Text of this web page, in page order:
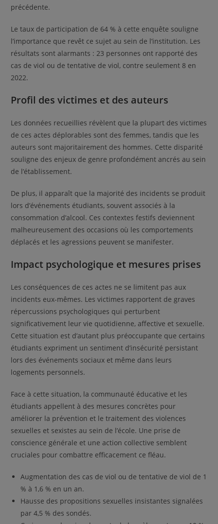
précédente.
Le taux de participation de 64 % à cette enquête souligne
l’importance que revêt ce sujet au sein de l’institution. Les
résultats sont alarmants : 23 personnes ont rapporté des
cas de viol ou de tentative de viol, contre seulement 8 en
2022.
Profil des victimes et des auteurs
Les données recueillies révèlent que la plupart des victimes
de ces actes déplorables sont des femmes, tandis que les
auteurs sont majoritairement des hommes. Cette disparité
souligne des enjeux de genre profondément ancrés au sein
de l’établissement.
De plus, il apparaît que la majorité des incidents se produit
lors d’événements étudiants, souvent associés à la
consommation d’alcool. Ces contextes festifs deviennent
malheureusement des occasions où les comportements
déplacés et les agressions peuvent se manifester.
Impact psychologique et mesures prises
Les conséquences de ces actes ne se limitent pas aux
incidents eux-mêmes. Les victimes rapportent de graves
répercussions psychologiques qui perturbent
significativement leur vie quotidienne, affective et sexuelle.
Cette situation est d’autant plus préoccupante que certains
étudiants expriment un sentiment d’insécurité persistant
lors des événements sociaux et même dans leurs
logements personnels.
Face à cette situation, la communauté éducative et les
étudiants appellent à des mesures concrètes pour
améliorer la prévention et le traitement des violences
sexuelles et sexistes au sein de l’école. Une prise de
conscience générale et une action collective semblent
cruciales pour combattre efficacement ce fléau.
Augmentation des cas de viol ou de tentative de viol de 1
% à 1,6 % en un an.
Hausse des propositions sexuelles insistantes signalées
par 4,5 % des sondés.